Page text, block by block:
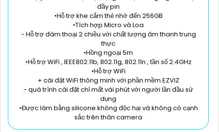
đầy pin
•Hỗ trợ khe cắm thẻ nhớ đến 256GB
•Tích hợp Micro và Loa
- Hỗ trợ đàm thoại 2 chiều với chất lượng âm thanh trung
thực
•Hồng ngoại 5m
•Hỗ trợ WiFi , IEEE802.11b, 802.11g, 802.11n , tần số 2.4GHz
•Hỗ trợ WiFi
+ cài đặt WiFi thông minh với phần mềm EZVIZ
- quá trình cài đặt chỉ mất vài phút với người lần đầu sử
dụng
•Được làm bằng silicone không độc hại và không có cạnh
sắc trên thân camera